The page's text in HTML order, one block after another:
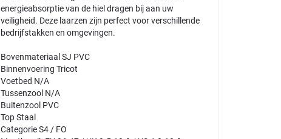
energieabsorptie van de hiel dragen bij aan uw
veiligheid. Deze laarzen zijn perfect voor verschillende
bedrijfstakken en omgevingen.
Bovenmateriaal SJ PVC
Binnenvoering Tricot
Voetbed N/A
Tussenzool N/A
Buitenzool PVC
Top Staal
Categorie S4 / FO